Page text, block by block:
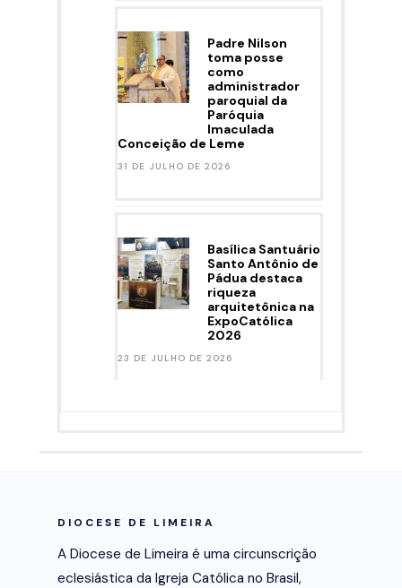
Padre Nilson
toma posse
como
administrador
paroquial da
Paróquia
Imaculada
Conceição de Leme
31 DE JULHO DE 2026
Basílica Santuário
Santo Antônio de
Pádua destaca
riqueza
arquitetônica na
ExpoCatólica
2026
23 DE JULHO DE 2026
DIOCESE DE LIMEIRA
A Diocese de Limeira é uma circunscrição
eclesiástica da Igreja Católica no Brasil,